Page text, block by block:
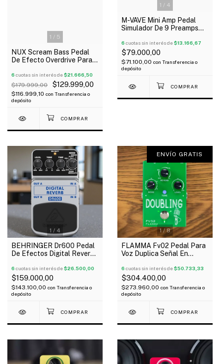
1 / 5
NUX Scream Bass Pedal
De Efecto Overdrive Para
6 cuotas sin interés de$21.666,50
$179.999,00 $129.999,00
$116.999,10 con Transferencia o
depósito
1 / 4
M-VAVE Mini Amp Pedal
Simulador De 9 Preamps
6 cuotas sin interés de$13.166,67
$79.000,00
$71.100,00 con Transferencia o
depósito
1 / 4
BEHRINGER Dr600 Pedal
De Efectos Digital Reverb
6 cuotas sin interés de$26.500,00
$159.000,00
$143.100,00 con Transferencia o
depósito
1/8
ENVÍO GRATIS
FLAMMA Fv02 Pedal Para
Voz Duplica Señal En
6 cuotas sin interés de$50.733,33
$304.400,00
$273.960,00 con Transferencia o
depósito